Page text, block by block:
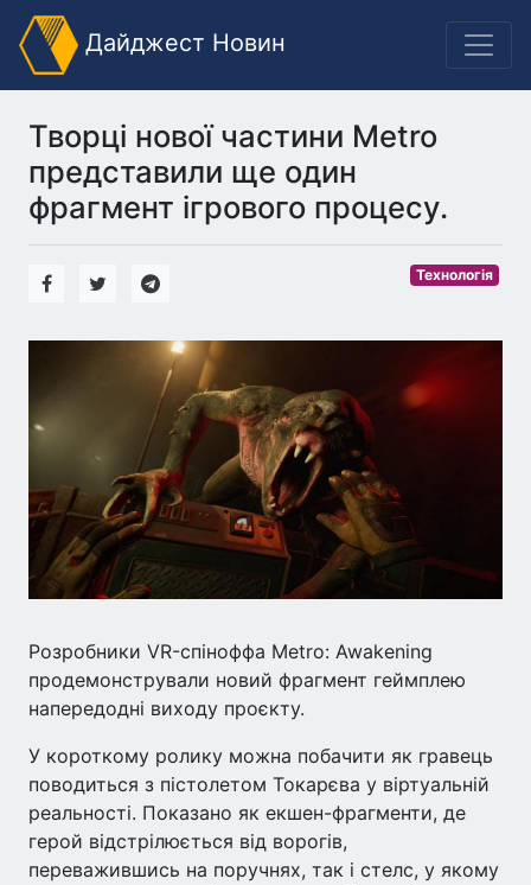
Дайджест Новин
Творці нової частини Metro
представили ще один
фрагмент ігрового процесу.
Технологія
Розробники VR-спіноффа Metro: Awakening
продемонстрували новий фрагмент геймплею
напередодні виходу проєкту.
У короткому ролику можна побачити як гравець
поводиться з пістолетом Токарєва у віртуальній
реальності. Показано як екшен-фрагменти, де
герой відстрілюється від ворогів,
переважившись на поручнях, так і стелс, у якому